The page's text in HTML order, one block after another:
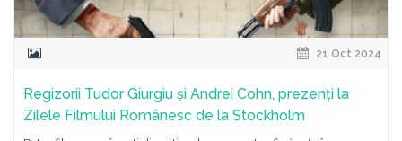
21 Oct 2024
Regizorii Tudor Giurgiu și Andrei Cohn, prezenți la
Zilele Filmului Românesc de la Stockholm